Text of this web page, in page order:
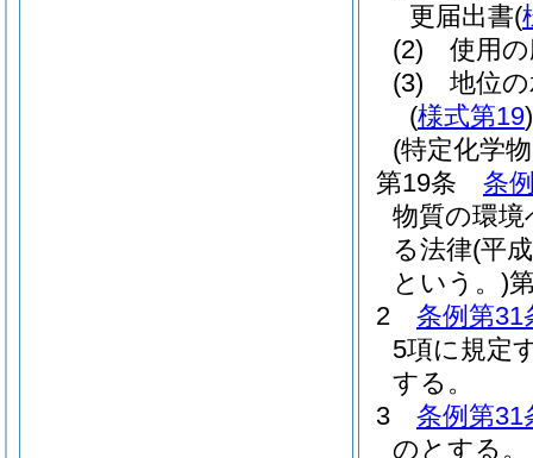
更届出書(
(2)
使用
(3)
地位
(様式第19)
(特定化学
第19条
条
物質の環
る法律(平
という。)
2
条例第31
5項に規定
する。
3
条例第31
のとする。